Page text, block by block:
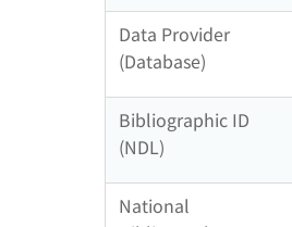
Data Provider
(Database)
Bibliographic ID
(NDL)
National